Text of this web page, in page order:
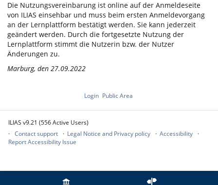
Die Nutzungsvereinbarung ist online auf der Anmeldeseite
von ILIAS einsehbar und muss beim ersten Anmeldevorgang
an der Lernplattform bestätigt werden. Sie kann jederzeit
geändert werden. Durch die fortgesetzte Nutzung der
Lernplattform stimmt die Nutzerin bzw. der Nutzer
Änderungen zu.
Marburg, den 27.09.2022
Login Public Area
ILIAS v9.21 (556 Active Users)
Contact support
Legal Notice and Privacy policy
Accessibility
Report Accessibility Issue